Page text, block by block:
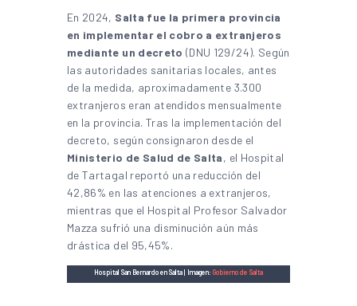
En 2024, Salta fue la primera provincia
en implementar el cobro a extranjeros
mediante un decreto (DNU 129/24). Según
las autoridades sanitarias locales, antes
de la medida, aproximadamente 3.300
extranjeros eran atendidos mensualmente
en la provincia. Tras la implementación del
decreto, según consignaron desde el
Ministerio de Salud de Salta, el Hospital
de Tartagal reportó una reducción del
42,86% en las atenciones a extranjeros,
mientras que el Hospital Profesor Salvador
Mazza sufrió una disminución aún más
drástica del 95,45%.
Hospital San Bernardo en Salta | Imagen: Gobierno de Salta